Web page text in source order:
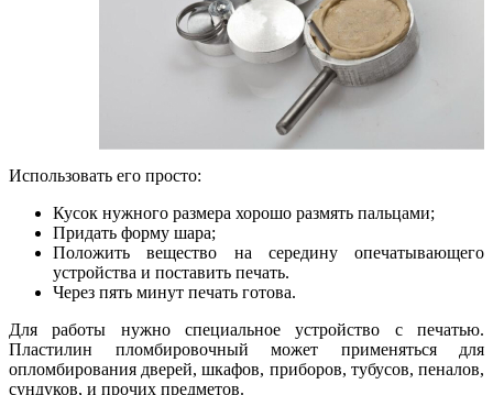
Использовать его просто:
Кусок нужного размера хорошо размять пальцами;
Придать форму шара;
Положить вещество на середину опечатывающего
устройства и поставить печать.
Через пять минут печать готова.
Для работы нужно специальное устройство с печатью.
Пластилин пломбировочный может применяться для
опломбирования дверей, шкафов, приборов, тубусов, пеналов,
сундуков, и прочих предметов.